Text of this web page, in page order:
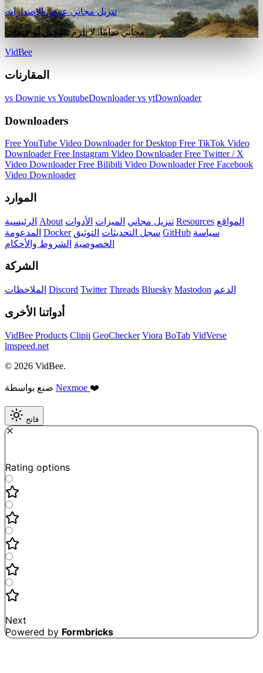
تنزيل مجانيعرض الإصدارات
مجاني تمامًا. لا يلزم تسجيل أو حساب.
VidBee
المقارنات
vs Downie vs YoutubeDownloadervs ytDownloader
Downloaders
Free YouTube Video Downloader for Desktop Free TikTok Video
DownloaderFree Instagram Video DownloaderFree Twitter / X
Video DownloaderFree Bilibili Video DownloaderFree Facebook
Video Downloader
الموارد
الرئيسية About تنزيل مجاني الميزات الأدوات Resources المواقع
المدعومة Docker سجل التحديثات التوثيق GitHub سياسة
الخصوصية الشروط والأحكام
الشركة
الملاحظات Discord Twitter Threads Bluesky Mastodon الدعم
أدواتنا الأخرى
VidBee Products Clipii GeoChecker Viora BoTab VidVerse
lmspeed.net
© 2026 VidBee.
Nexmoe ❤️
فاتح
Rating options
Next
Powered by Formbricks